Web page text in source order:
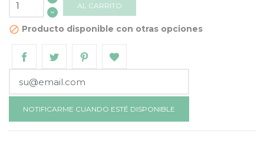
AL CARRITO
 Producto disponible con otras opciones
NOTIFICARME CUANDO ESTÉ DISPONIBLE